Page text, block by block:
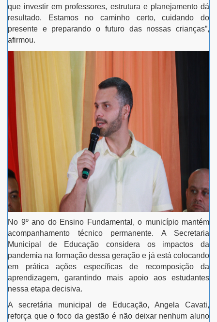
que investir em professores, estrutura e planejamento dá
resultado. Estamos no caminho certo, cuidando do
presente e preparando o futuro das nossas crianças”,
afirmou.
No 9º ano do Ensino Fundamental, o município mantém
acompanhamento técnico permanente. A Secretaria
Municipal de Educação considera os impactos da
pandemia na formação dessa geração e já está colocando
em prática ações específicas de recomposição da
aprendizagem, garantindo mais apoio aos estudantes
nessa etapa decisiva.
A secretária municipal de Educação, Angela Cavati,
reforça que o foco da gestão é não deixar nenhum aluno